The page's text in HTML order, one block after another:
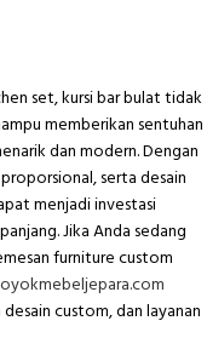
set, kursi bar bulat tidak
memberikan sentuhan
dan modern. Dengan
serta desain
menjadi investasi
Jika Anda sedang
furniture custom
custom, dan layanan